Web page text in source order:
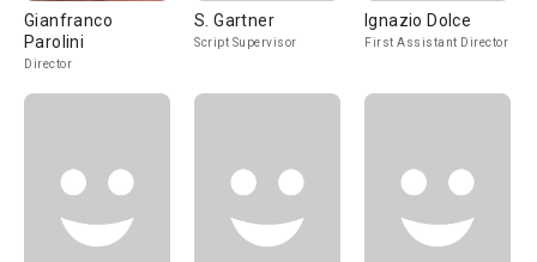
Gianfranco
Parolini
Director
S. Gartner
Script Supervisor
Ignazio Dolce
First Assistant Director